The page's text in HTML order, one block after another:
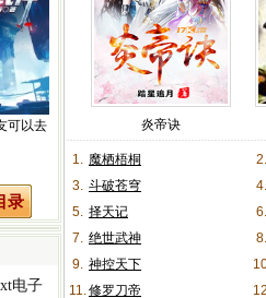
可以去
录
电子
炎帝诀
1. 魔栖梧桐 2.
3. 斗破苍穹 4.
5. 择天记 6.
7. 绝世武神 8.
9. 神控天下
11.修罗刀帝